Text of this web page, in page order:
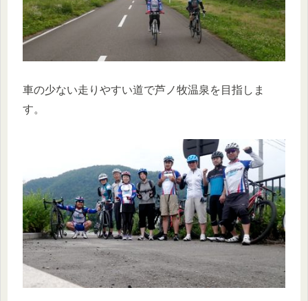
車の少ない走りやすい道で芦ノ牧温泉を目指しま
す。